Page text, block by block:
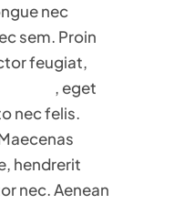
nec
sem. Proin
feugiat,
, eget
nec felis.
hendrerit
nec. Aenean